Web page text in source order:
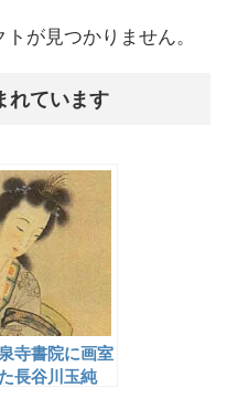
が見つかりません。
れています
寺書院に画室
長谷川玉純